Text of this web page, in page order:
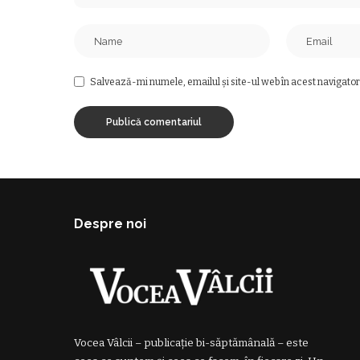
Salvează-mi numele, emailul și site-ul web în acest
Despre noi
Vocea Vâlcii – publicație bi-săptămânală – este